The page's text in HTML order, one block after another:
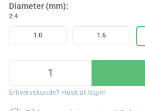
Diameter (mm):
2.4
1.0 1.6
Erhvervskunde? Husk at login!